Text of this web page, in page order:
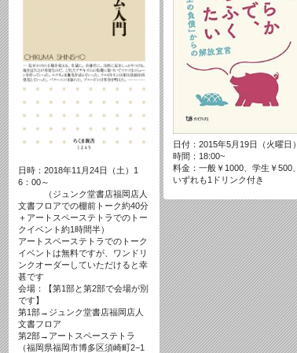
日時：2018年11月24日（土）1
6：00～
（ジュンク堂書店福岡店人
文書フロアでの棚前トーク約40分
＋アートスペーステトラでのトー
クイベント約1時間半）
アートスペーステトラでのトーク
イベントは無料ですが、ワンドリ
ンクオーダーしていただけると幸
甚です
会場：【第1部と第2部で会場が別
です】
第1部→ジュンク堂書店福岡店人
文書フロア
第2部→アートスペーステトラ
（福岡県福岡市博多区須崎町2−1
日付：2015年5月19日（火曜日）
時間：18:00~
料金：一般￥1000、学生￥500、
いずれも1ドリンク付き